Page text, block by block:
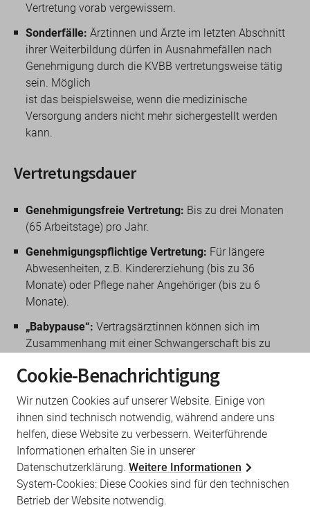
Vertretung vorab vergewissern.
Sonderfälle: Ärztinnen und Ärzte im letzten Abschnitt
ihrer Weiterbildung dürfen in Ausnahmefällen nach
Genehmigung durch die KVBB vertretungsweise tätig
sein. Möglich
ist das beispielsweise, wenn die medizinische
Versorgung anders nicht mehr sichergestellt werden
kann.
Vertretungsdauer
Genehmigungsfreie Vertretung: Bis zu drei Monaten
(65 Arbeitstage) pro Jahr.
Genehmigungspflichtige Vertretung: Für längere
Abwesenheiten, z.B. Kindererziehung (bis zu 36
Monate) oder Pflege naher Angehöriger (bis zu 6
Monate).
„Babypause“: Vertragsärztinnen können sich im
Zusammenhang mit einer Schwangerschaft bis zu
Abwesenheit und die Vertretung muss jedoch zeitnah
der KVBB mitgeteilt werden.
Vertretung Psychotherapie
Die Beziehung zwischen Menschen in
psychotherapeutischer Behandlung und ihren
Therapeutinnen und Therapeuten ist besonders eng.
Cookie-Benachrichtigung
Wir nutzen Cookies auf unserer Website. Einige von
ihnen sind technisch notwendig, während andere uns
helfen, diese Website zu verbessern. Weiterführende
Informationen erhalten Sie in unserer
Datenschutzerklärung. Weitere Informationen
System-Cookies: Diese Cookies sind für den technischen
Betrieb der Website notwendig.